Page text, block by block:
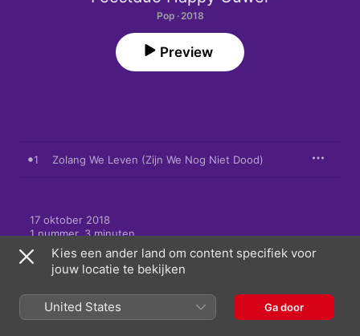
Pop · 2018
Preview
1 Zolang We Leven (Zijn We Nog Niet Dood)
17 oktober 2018
1 nummer, 3 minuten
℗ 2018 Feestduo Happy Ouwer
Kies een ander land om content specifiek voor
jouw locatie te bekijken
United States Ga door